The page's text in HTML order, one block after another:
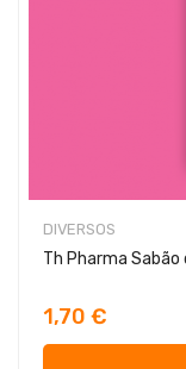
DIVERSOS
1,70 €